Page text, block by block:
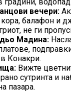
вечери:
балафон и
не ги
Мадина:
Конакри.
Вижте
сутринта и
пазара.